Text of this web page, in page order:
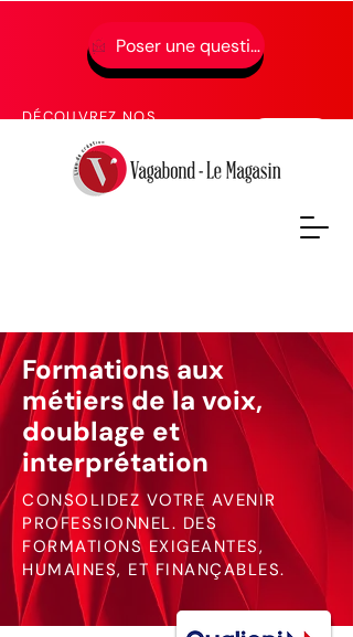
01 49 65 49 52
DÉCOUVREZ NOS
Poser une question
Formations aux
métiers de la voix,
doublage et
interprétation
CONSOLIDEZ VOTRE AVENIR
PROFESSIONNEL. DES
FORMATIONS EXIGEANTES,
HUMAINES, ET FINANÇABLES.